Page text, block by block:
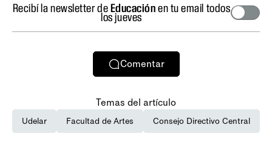
Recibí la newsletter deEducaciónen tu email todos
los jueves
Comentar
Temas del artículo
Udelar Facultad de Artes Consejo Directivo Central